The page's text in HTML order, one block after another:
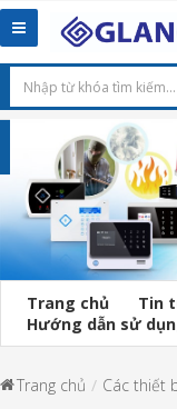
Toggle
navigation
Trang chủ Tin
Hướng dẫn sử
Trang chủ Các thiết